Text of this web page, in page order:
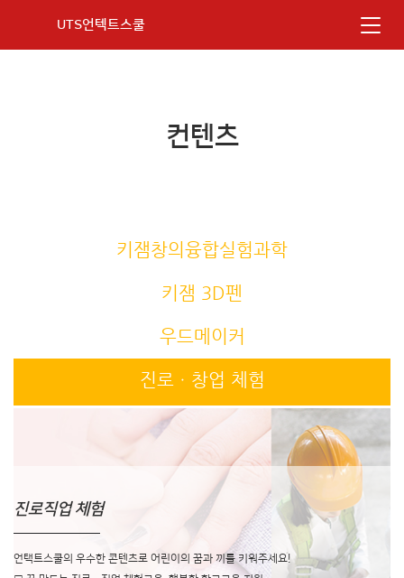
UTS언텍트스쿨
컨텐츠
키잼창의융합실험과학
키잼 3D펜
우드메이커
진로ㆍ창업 체험
진로직업 체험
언택트스쿨의 우수한 콘텐츠로 어린이의 꿈과 끼를 키워주세요!